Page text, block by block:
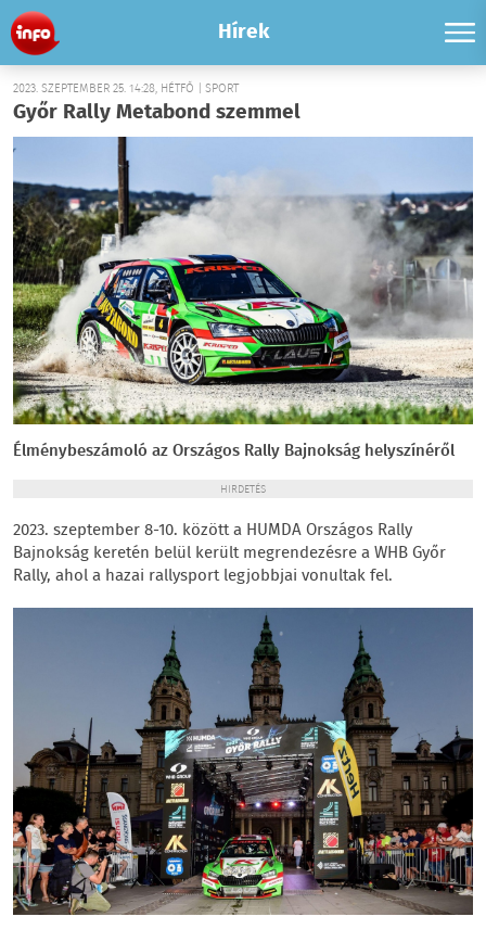
Hírek
2023. SZEPTEMBER 25. 14:28, HÉTFŐ | SPORT
Győr Rally Metabond szemmel
Élménybeszámoló az Országos Rally Bajnokság helyszínéről
HIRDETÉS
2023. szeptember 8-10. között a HUMDA Országos Rally
Bajnokság keretén belül került megrendezésre a WHB Győr
Rally, ahol a hazai rallysport legjobbjai vonultak fel.